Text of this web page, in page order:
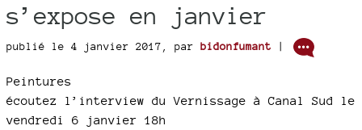
s’expose en janvier
publié le 4 janvier 2017, par bidonfumant |
Peintures
écoutez l’interview du Vernissage à Canal Sud le
vendredi 6 janvier 18h